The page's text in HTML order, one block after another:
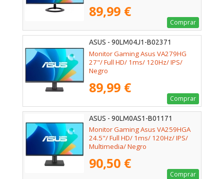
89,99 €
Comprar
ASUS - 90LM04J1-B02371
Monitor Gaming Asus VA279HG
27"/ Full HD/ 1ms/ 120Hz/ IPS/
Negro
89,99 €
Comprar
ASUS - 90LM0AS1-B01171
Monitor Gaming Asus VA259HGA
24.5"/ Full HD/ 1ms/ 120Hz/ IPS/
Multimedia/ Negro
90,50 €
Comprar